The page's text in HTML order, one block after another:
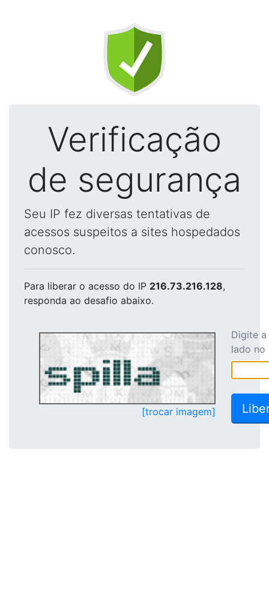
Verificação
de segurança
Seu IP fez diversas tentativas de
acessos suspeitos a sites hospedados
conosco.
Para liberar o acesso do IP 216.73.216.128,
responda ao desafio abaixo.
[trocar imagem]
Digite
lado no